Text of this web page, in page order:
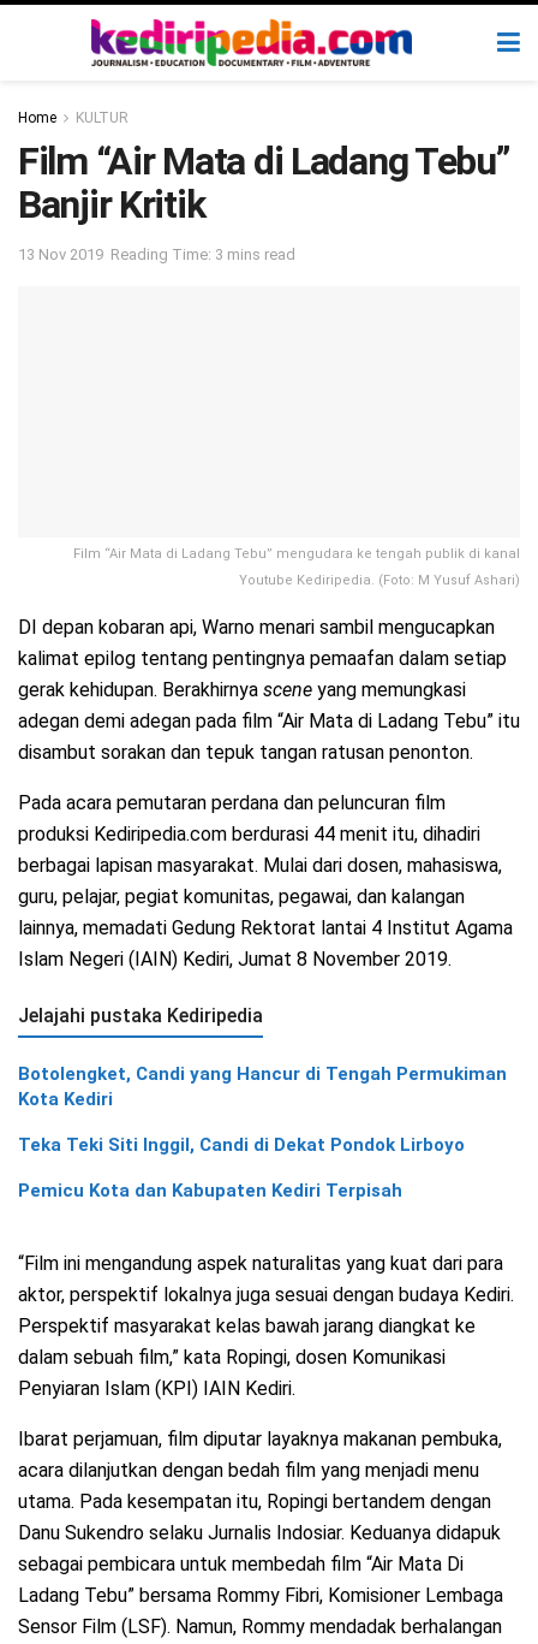
Home KULTUR
Film “Air Mata di Ladang Tebu”
Banjir Kritik
13 Nov 2019 Reading Time: 3 mins read
Film “Air Mata di Ladang Tebu” mengudara ke tengah publik di kanal
Youtube Kediripedia. (Foto: M Yusuf Ashari)
DI depan kobaran api, Warno menari sambil mengucapkan
kalimat epilog tentang pentingnya pemaafan dalam setiap
gerak kehidupan. Berakhirnya scene yang memungkasi
adegan demi adegan pada film “Air Mata di Ladang Tebu” itu
disambut sorakan dan tepuk tangan ratusan penonton.
Pada acara pemutaran perdana dan peluncuran film
produksi Kediripedia.com berdurasi 44 menit itu, dihadiri
berbagai lapisan masyarakat. Mulai dari dosen, mahasiswa,
guru, pelajar, pegiat komunitas, pegawai, dan kalangan
lainnya, memadati Gedung Rektorat lantai 4 Institut Agama
Islam Negeri (IAIN) Kediri, Jumat 8 November 2019.
Jelajahi pustaka Kediripedia
Botolengket, Candi yang Hancur di Tengah Permukiman
Kota Kediri
Teka Teki Siti Inggil, Candi di Dekat Pondok Lirboyo
Pemicu Kota dan Kabupaten Kediri Terpisah
“Film ini mengandung aspek naturalitas yang kuat dari para
aktor, perspektif lokalnya juga sesuai dengan budaya Kediri.
Perspektif masyarakat kelas bawah jarang diangkat ke
dalam sebuah film,” kata Ropingi, dosen Komunikasi
Penyiaran Islam (KPI) IAIN Kediri.
Ibarat perjamuan, film diputar layaknya makanan pembuka,
acara dilanjutkan dengan bedah film yang menjadi menu
utama. Pada kesempatan itu, Ropingi bertandem dengan
Danu Sukendro selaku Jurnalis Indosiar. Keduanya didapuk
sebagai pembicara untuk membedah film “Air Mata Di
Ladang Tebu” bersama Rommy Fibri, Komisioner Lembaga
Sensor Film (LSF). Namun, Rommy mendadak berhalangan